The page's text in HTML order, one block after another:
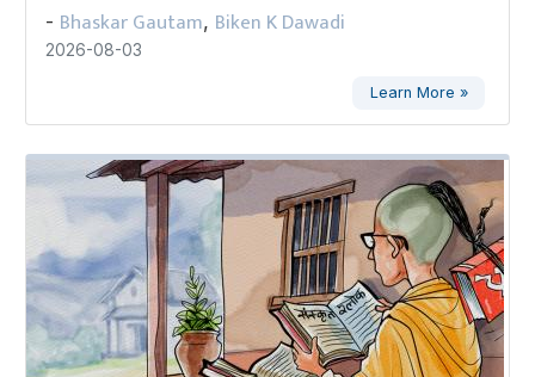
- Bhaskar Gautam, Biken K Dawadi
2026-08-03
Learn More »